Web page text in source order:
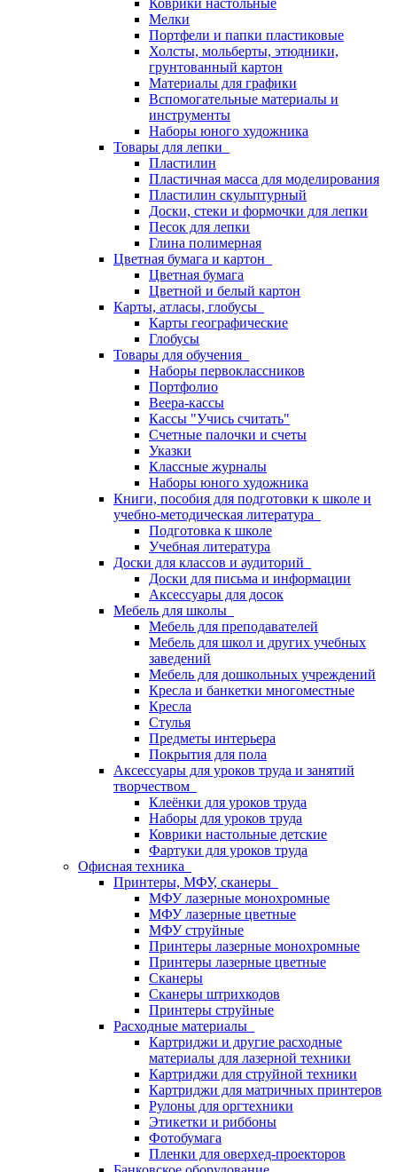
Коврики настольные
Мелки
Портфели и папки пластиковые
Холсты, мольберты, этюдники,
грунтованный картон
Материалы для графики
Вспомогательные материалы и
инструменты
Наборы юного художника
Товары для лепки
Пластилин
Пластичная масса для моделирования
Пластилин скульптурный
Доски, стеки и формочки для лепки
Песок для лепки
Глина полимерная
Цветная бумага и картон
Цветная бумага
Цветной и белый картон
Карты, атласы, глобусы
Карты географические
Глобусы
Товары для обучения
Наборы первоклассников
Портфолио
Веера-кассы
Кассы "Учись считать"
Счетные палочки и счеты
Указки
Классные журналы
Наборы юного художника
Книги, пособия для подготовки к школе и
учебно-методическая литература
Подготовка к школе
Учебная литература
Доски для классов и аудиторий
Доски для письма и информации
Аксессуары для досок
Мебель для школы
Мебель для преподавателей
Мебель для школ и других учебных
заведений
Мебель для дошкольных учреждений
Кресла и банкетки многоместные
Кресла
Стулья
Предметы интерьера
Покрытия для пола
Аксессуары для уроков труда и занятий
творчеством
Клеёнки для уроков труда
Наборы для уроков труда
Коврики настольные детские
Фартуки для уроков труда
Офисная техника
Принтеры, МФУ, сканеры
МФУ лазерные монохромные
МФУ лазерные цветные
МФУ струйные
Принтеры лазерные монохромные
Принтеры лазерные цветные
Сканеры
Сканеры штрихкодов
Принтеры струйные
Расходные материалы
Картриджи и другие расходные
материалы для лазерной техники
Картриджи для струйной техники
Картриджи для матричных принтеров
Рулоны для оргтехники
Этикетки и риббоны
Фотобумага
Пленки для оверхед-проекторов